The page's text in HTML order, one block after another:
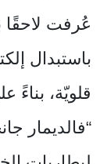
عُرفت لاحقًا
باستبدال
قلويّة، بناءً